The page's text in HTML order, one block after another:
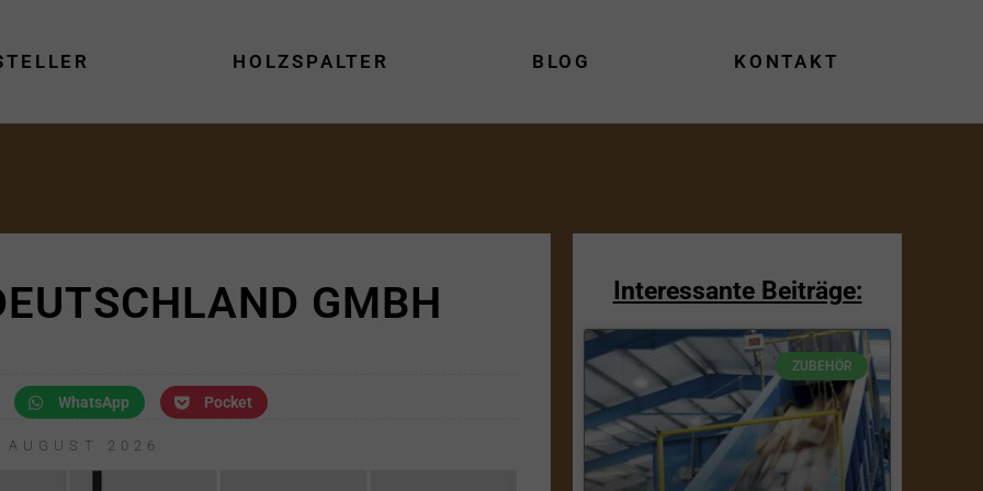
HOLZSPALTER BLOG KONTAKT
GMBH
WhatsApp Pocket
AUGUST 2026
Interessante Beiträge:
ZUBEHÖR